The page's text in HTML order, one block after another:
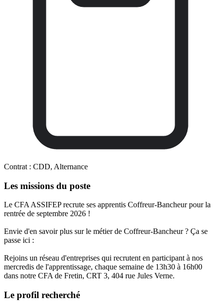
Contrat : CDD, Alternance
Les missions du poste
Le CFA ASSIFEP recrute ses apprentis Coffreur-Bancheur pour la
rentrée de septembre 2026 !
Envie d'en savoir plus sur le métier de Coffreur-Bancheur ? Ça se
passe ici :
Rejoins un réseau d'entreprises qui recrutent en participant à nos
mercredis de l'apprentissage, chaque semaine de 13h30 à 16h00
dans notre CFA de Fretin, CRT 3, 404 rue Jules Verne.
Le profil recherché